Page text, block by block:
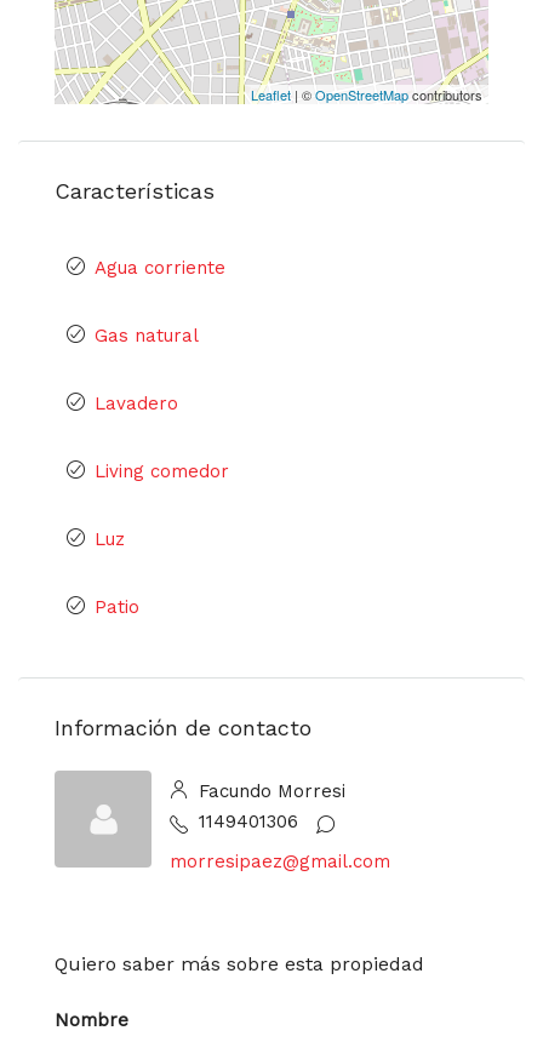
Leaflet | ©OpenStreetMapcontributors
Características
Agua corriente
Gas natural
Lavadero
Living comedor
Luz
Patio
Información de contacto
Facundo Morresi
1149401306
morresipaez@gmail.com
Quiero saber más sobre esta propiedad
Nombre